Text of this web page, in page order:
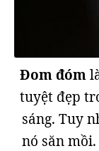
Đom đóm
tuyệt đẹp
sáng. Tuy
nó săn